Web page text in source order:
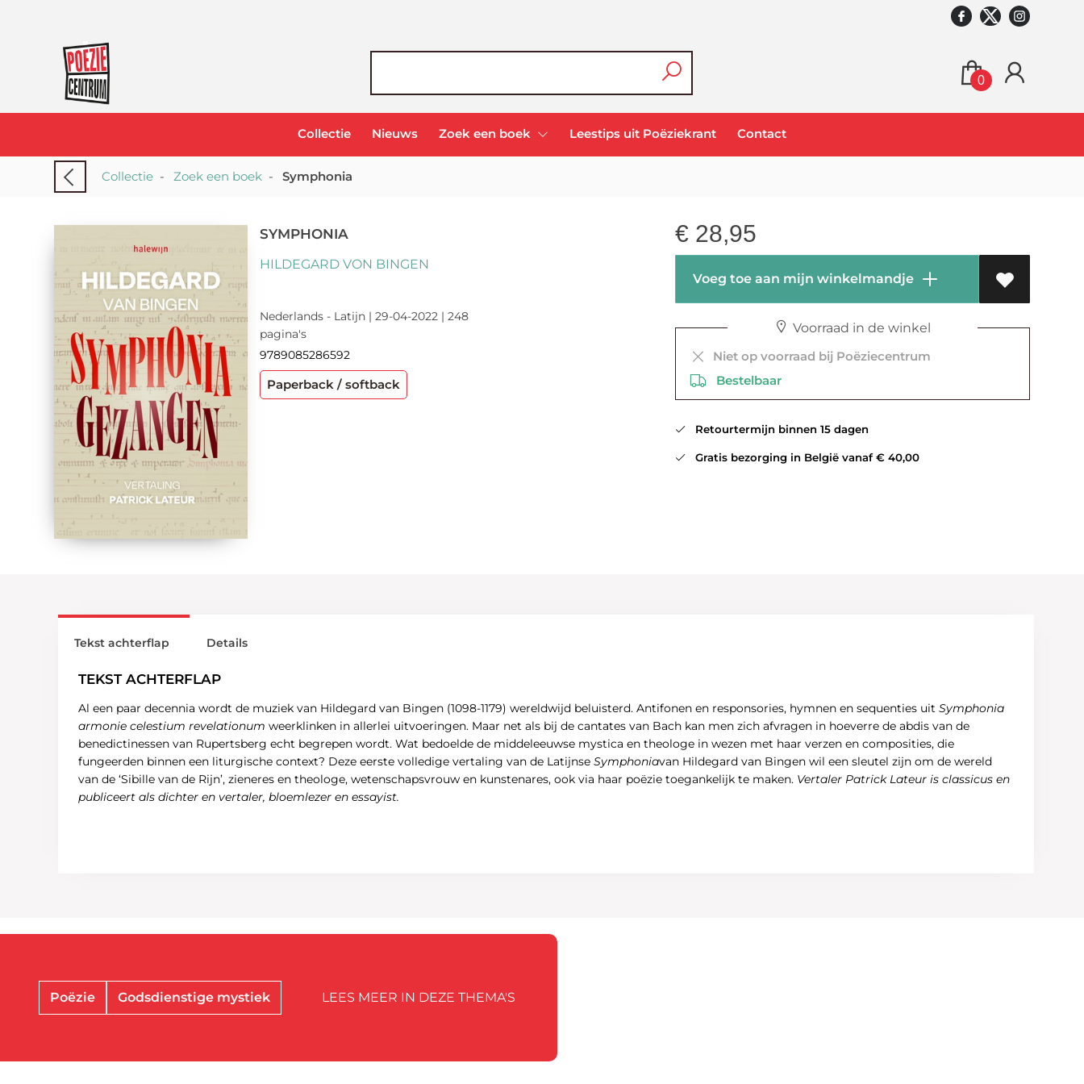
0
Collectie Nieuws Zoek een boek Leestips uit Poëziekrant Contact
Collectie - Zoek een boek - Symphonia
SYMPHONIA
HILDEGARD VON BINGEN
Nederlands - Latijn | 29-04-2022 | 248
pagina's
9789085286592
Paperback / softback
€ 28,95
Voeg toe aan mijn winkelmandje
Voorraad in de winkel
Niet op voorraad bij Poëziecentrum
Bestelbaar
Retourtermijn binnen 15 dagen
Gratis bezorging in België vanaf € 40,00
Tekst achterflap
TEKST ACHTERFLAP
Al een paar decennia wordt de muziek van Hildegard van Bingen (1098-1179) wereldwijd beluisterd. Antifonen en responsories, hymnen en sequenties uitSymphonia
armonie celestium revelationum weerklinken in allerlei uitvoeringen. Maar net als bij de cantates van Bach kan men zich afvragen in hoeverre de abdis van de
benedictinessen van Rupertsberg echt begrepen wordt. Wat bedoelde de middeleeuwse mystica en theologe in wezen met haar verzen en composities, die
fungeerden binnen een liturgische context? Deze eerste volledige vertaling van de LatijnseSymphoniavan Hildegard van Bingen wil een sleutel zijn om de wereld
van de ‘Sibille van de Rijn’, zieneres en theologe, wetenschapsvrouw en kunstenares, ook via haar poëzie toegankelijk te maken. Vertaler Patrick Lateur is classicus en
publiceert als dichter en vertaler, bloemlezer en essayist.
Details
Poëzie Godsdienstige mystiek LEES MEER IN DEZE THEMA'S